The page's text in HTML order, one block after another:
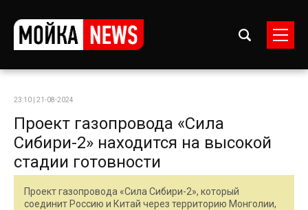
23:10 | 21-08-2024
Проект газопровода «Сила
Сибири-2» находится на высокой
стадии готовности
Проект газопровода «Сила Сибири-2», который
соединит Россию и Китай через территорию Монголии,